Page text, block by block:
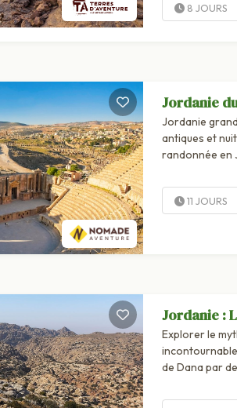
8 JOURS
Jordanie
Jordanie
antiques et
randonnée en
naturels et...
11 JOURS
Jordanie :
Explorer le
de Dana par